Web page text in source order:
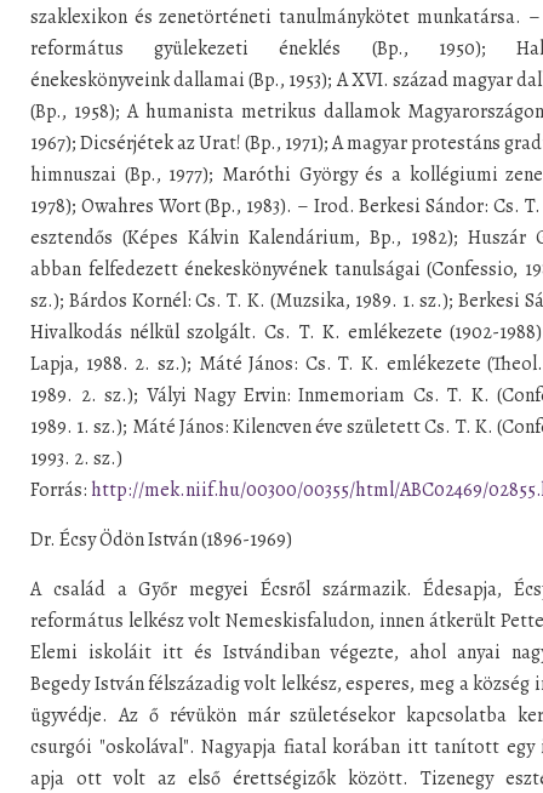
szaklexikon és zenetörténeti tanulmánykötet munkatársa.
református gyülekezeti éneklés (Bp., 1950);
énekeskönyveink dallamai (Bp., 1953); A XVI. század magyar
(Bp., 1958); A humanista metrikus dallamok
1967); Dicsérjétek az Urat! (Bp., 1971); A magyar protestáns
himnuszai (Bp., 1977); Maróthi György és a kollégiumi
1978); Owahres Wort (Bp., 1983). – Irod. Berkesi Sándor: Cs.
esztendős (Képes Kálvin Kalendárium, Bp., 1982); Huszár
abban felfedezett énekeskönyvének tanulságai (Confessio,
sz.); Bárdos Kornél: Cs. T. K. (Muzsika, 1989. 1. sz.); Berkesi
Hivalkodás nélkül szolgált. Cs. T. K. emlékezete (1902-
Lapja, 1988. 2. sz.); Máté János: Cs. T. K. emlékezete
1989. 2. sz.); Vályi Nagy Ervin: Inmemoriam Cs. T. K.
1989. 1. sz.); Máté János: Kilencven éve született Cs. T. K.
1993. 2. sz.)
Forrás: http://mek.niif.hu/00300/00355/html/ABC02469/
Dr. Écsy Ödön István (1896-1969)
A család a Győr megyei Écsről származik. Édesapja,
református lelkész volt Nemeskisfaludon, innen átkerült
Elemi iskoláit itt és Istvándiban végezte, ahol anyai
Begedy István félszázadig volt lelkész, esperes, meg a község
ügyvédje. Az ő révükön már születésekor kapcsolatba
csurgói "oskolával". Nagyapja fiatal korában itt tanított egy
apja ott volt az első érettségizők között. Tizenegy